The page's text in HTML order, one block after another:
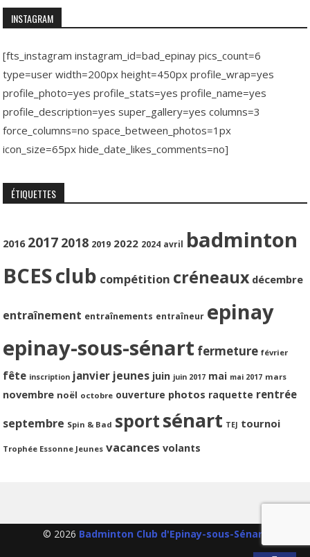
INSTAGRAM
[fts_instagram instagram_id=bad_epinay pics_count=6
type=user width=200px height=450px profile_wrap=yes
profile_photo=yes profile_stats=yes profile_name=yes
profile_description=yes super_gallery=yes columns=3
force_columns=no space_between_photos=1px
icon_size=65px hide_date_likes_comments=no]
ÉTIQUETTES
2016 2017 2018 2019 2022 2024 avril badminton
BCESclub compétition créneaux décembre
entraînement entraînements entraîneur epinay
epinay-sous-sénart fermeture février
fête inscription janvier jeunes juin juin 2017 mai mai 2017 mars
novembre noël octobre ouverture photos raquette rentrée
septembre Spin & Bad sportsénart TEJ tournoi
Trophée Essonne Jeunes vacances volants
© 2026 Badminton Club d'Epinay-sous-Sénart